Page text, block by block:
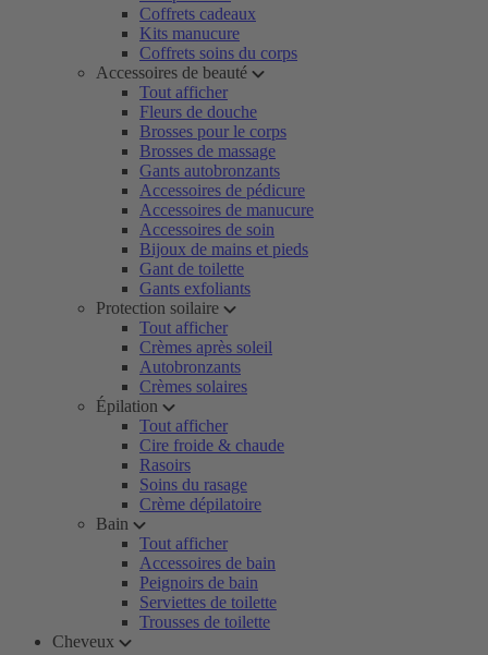
Coffrets cadeaux
Kits manucure
Coffrets soins du corps
Accessoires de beauté
Tout afficher
Fleurs de douche
Brosses pour le corps
Brosses de massage
Gants autobronzants
Accessoires de pédicure
Accessoires de manucure
Accessoires de soin
Bijoux de mains et pieds
Gant de toilette
Gants exfoliants
Protection soilaire
Tout afficher
Crèmes après soleil
Autobronzants
Crèmes solaires
Épilation
Tout afficher
Cire froide & chaude
Rasoirs
Soins du rasage
Crème dépilatoire
Bain
Tout afficher
Accessoires de bain
Peignoirs de bain
Serviettes de toilette
Trousses de toilette
Cheveux